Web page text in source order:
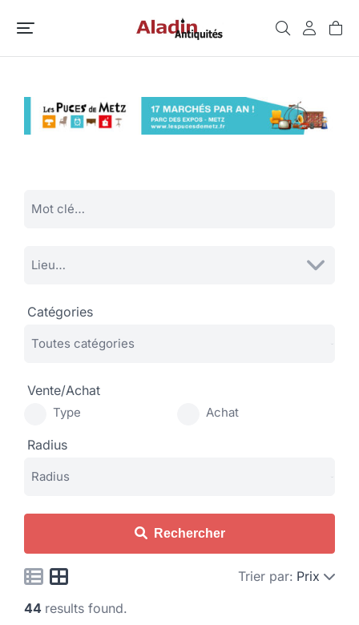
Catégories
Vente/Achat
Type Achat
Radius
Rechercher
Trier par: Prix
44 results found.